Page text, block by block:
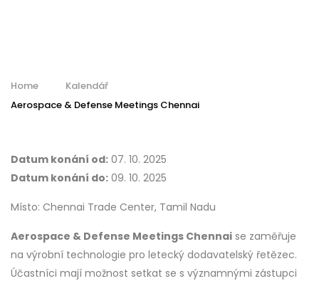
Home
Kalendář
Aerospace & Defense Meetings Chennai
Datum konání od: 07. 10. 2025
Datum konání do: 09. 10. 2025
Místo: Chennai Trade Center, Tamil Nadu
Aerospace & Defense Meetings Chennai se zaměřuje
na výrobní technologie pro letecký dodavatelský řetězec.
Účastníci mají možnost setkat se s významnými zástupci